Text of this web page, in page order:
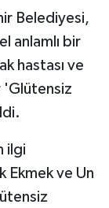
Belediyesi,
anlamlı bir
hastası ve
'Glütensiz
ilgi
ve Un